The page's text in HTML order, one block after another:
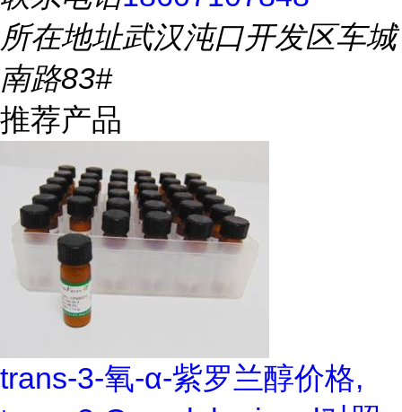
所在地址武汉沌口开发区车城
南路83#
推荐产品
trans-3-氧-α-紫罗兰醇价格,